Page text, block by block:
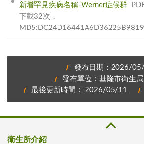
新增罕見疾病名稱-Werner症候群
下載32次，
發布日期：2026/05/
發布單位：基隆市衛生
最後更新時間： 2026/05/11
衛生所介紹